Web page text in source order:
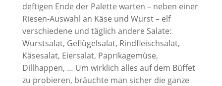
deftigen Ende der Palette warten – neben einer
Riesen-Auswahl an Käse und Wurst – elf
verschiedene und täglich andere Salate:
Wurstsalat, Geflügelsalat, Rindfleischsalat,
Käsesalat, Eiersalat, Paprikagemüse,
Dillhappen, … Um wirklich alles auf dem Büffet
zu probieren, bräuchte man sicher die ganze